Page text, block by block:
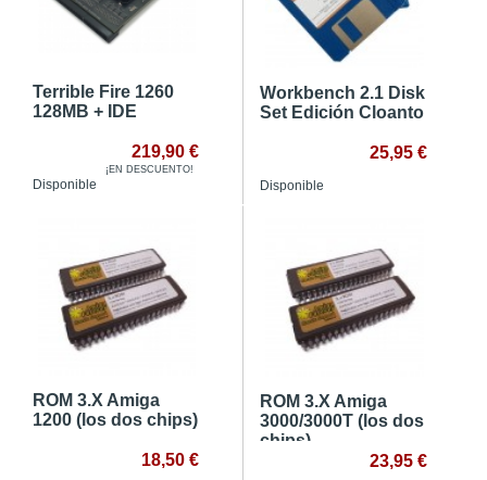
Terrible Fire 1260
128MB + IDE
219,90 €
¡EN DESCUENTO!
Disponible
Workbench 2.1 Disk
Set Edición Cloanto
25,95 €
Disponible
ROM 3.X Amiga
1200 (los dos chips)
18,50 €
ROM 3.X Amiga
3000/3000T (los dos
chips)
23,95 €